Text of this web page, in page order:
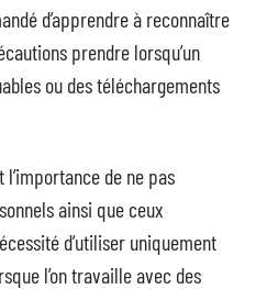
d’apprendre à reconnaître
prendre lorsqu’un
ou des téléchargements
de ne pas
ainsi que ceux
d’utiliser uniquement
l’on travaille avec des